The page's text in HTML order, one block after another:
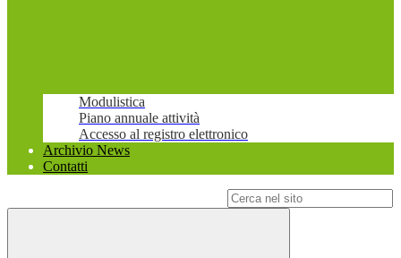
Modulistica
Piano annuale attività
Accesso al registro elettronico
Archivio News
Contatti